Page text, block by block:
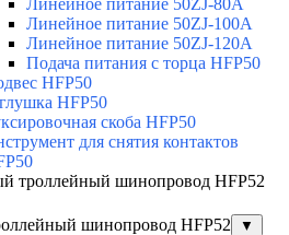
Линейное питание 50ZJ-100A
Линейное питание 50ZJ-120A
Подача питания с торца HFP50
HFP50
HFP50
скоба HFP50
для снятия контактов
троллейный шинопровод HFP52
шинопровод HFP52 ▼